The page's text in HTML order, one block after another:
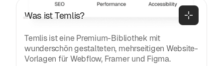
Was ist Temlis?
Temlis ist eine Premium-Bibliothek mit
wunderschön gestalteten, mehrseitigen Website-
Vorlagen für Webflow, Framer und Figma.